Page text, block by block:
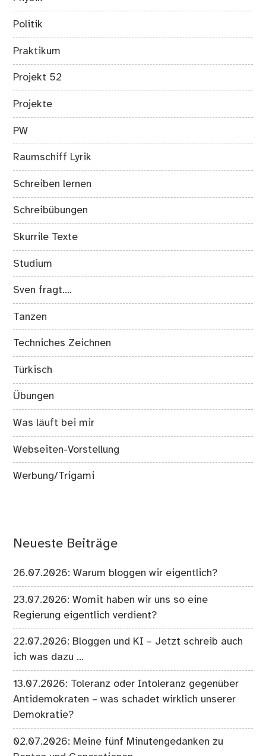
Politik
Praktikum
Projekt 52
Projekte
PW
Raumschiff Lyrik
Schreiben lernen
Schreibübungen
Skurrile Texte
Studium
Sven fragt….
Tanzen
Techniches Zeichnen
Türkisch
Übungen
Was läuft bei mir
Webseiten-Vorstellung
Werbung/Trigami
Neueste Beiträge
26.07.2026: Warum bloggen wir eigentlich?
23.07.2026: Womit haben wir uns so eine
Regierung eigentlich verdient?
22.07.2026: Bloggen und KI – Jetzt schreib auch
ich was dazu …
13.07.2026: Toleranz oder Intoleranz gegenüber
Antidemokraten – was schadet wirklich unserer
Demokratie?
02.07.2026: Meine fünf Minutengedanken zu